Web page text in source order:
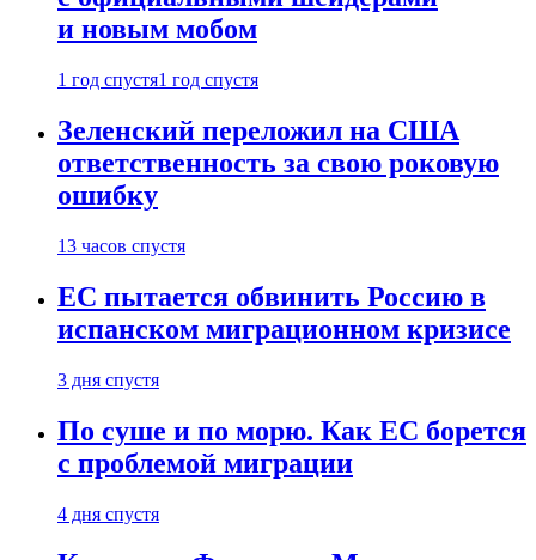
и новым мобом
1 год спустя1 год спустя
Зеленский переложил на США
ответственность за свою роковую
ошибку
13 часов спустя
ЕС пытается обвинить Россию в
испанском миграционном кризисе
3 дня спустя
По суше и по морю. Как ЕС борется
с проблемой миграции
4 дня спустя